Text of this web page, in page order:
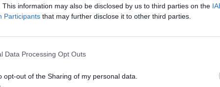
This information may also be disclosed by us to third parties on the
Participants that may further disclose it to other third parties.
Data Processing Opt Outs
opt-out of the Sharing of my personal data.
que la introducció de noves tecnologies
a terme tasques "més fàcilment
i augmentant la productivitat.